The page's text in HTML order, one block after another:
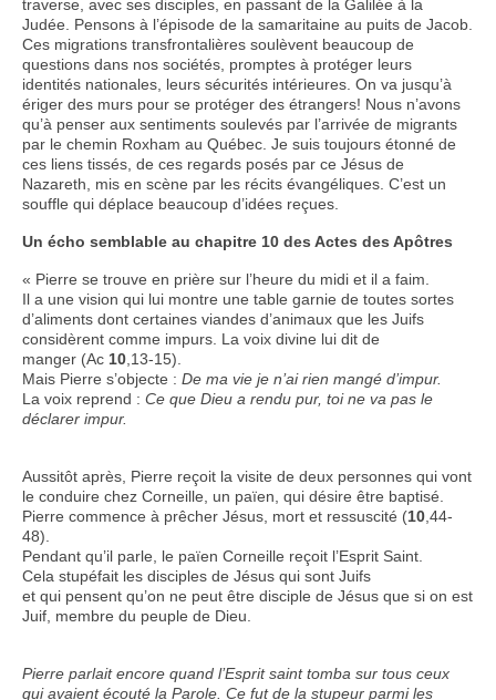
traverse, avec ses disciples, en passant de la Galilée à la
Judée. Pensons à l’épisode de la samaritaine au puits de Jacob.
Ces migrations transfrontalières soulèvent beaucoup de
questions dans nos sociétés, promptes à protéger leurs
identités nationales, leurs sécurités intérieures. On va jusqu’à
ériger des murs pour se protéger des étrangers! Nous n’avons
qu’à penser aux sentiments soulevés par l’arrivée de migrants
par le chemin Roxham au Québec. Je suis toujours étonné de
ces liens tissés, de ces regards posés par ce Jésus de
Nazareth, mis en scène par les récits évangéliques. C’est un
souffle qui déplace beaucoup d’idées reçues.
Un écho semblable au chapitre 10 des Actes des Apôtres
« Pierre se trouve en prière sur l’heure du midi et il a faim.
Il a une vision qui lui montre une table garnie de toutes sortes
d’aliments dont certaines viandes d’animaux que les Juifs
considèrent comme impurs. La voix divine lui dit de
manger (Ac 10 ,13-15).
Mais Pierre s’objecte : De ma vie je n’ai rien mangé d’impur.
La voix reprend : Ce que Dieu a rendu pur, toi ne va pas le
déclarer impur.
Aussitôt après, Pierre reçoit la visite de deux personnes qui vont
le conduire chez Corneille, un païen, qui désire être baptisé.
Pierre commence à prêcher Jésus, mort et ressuscité (10 ,44-
48).
Pendant qu’il parle, le païen Corneille reçoit l’Esprit Saint.
Cela stupéfait les disciples de Jésus qui sont Juifs
et qui pensent qu’on ne peut être disciple de Jésus que si on est
Juif, membre du peuple de Dieu.
Pierre parlait encore quand l’Esprit saint tomba sur tous ceux
qui avaient écouté la Parole. Ce fut de la stupeur parmi les